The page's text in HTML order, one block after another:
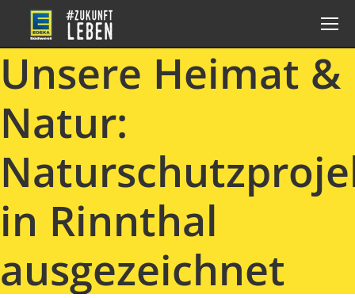
Unsere Heimat &
Natur:
in Rinnthal
ausgezeichnet